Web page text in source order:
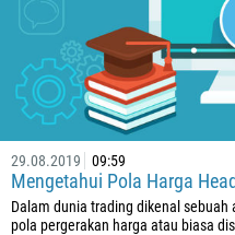
29.08.2019 09:59
Mengetahui Pola Harga
Dalam dunia trading dikenal
pola pergerakan harga atau biasa